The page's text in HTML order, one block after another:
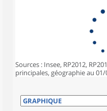
Sources : Insee, RP2012,
principales, géographie au 01/